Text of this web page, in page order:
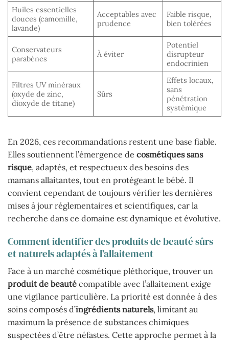
Huiles essentielles
douces (camomille,
lavande)
Acceptables avec
prudence
Faible risque,
bien tolérées
Conservateurs
parabènes
À éviter
Potentiel
disrupteur
endocrinien
Filtres UV minéraux
(oxyde de zinc,
dioxyde de titane)
Sûrs
Effets locaux,
sans
pénétration
systémique
En 2026, ces recommandations restent une base fiable.
Elles soutiennent l’émergence de cosmétiques sans
risque, adaptés, et respectueux des besoins des
mamans allaitantes, tout en protégeant le bébé. Il
convient cependant de toujours vérifier les dernières
mises à jour réglementaires et scientifiques, car la
recherche dans ce domaine est dynamique et évolutive.
Comment identifier des produits de beauté sûrs
et naturels adaptés à l’allaitement
Face à un marché cosmétique pléthorique, trouver un
produit de beauté compatible avec l’allaitement exige
une vigilance particulière. La priorité est donnée à des
soins composés d’ingrédients naturels, limitant au
maximum la présence de substances chimiques
suspectées d’être néfastes. Cette approche permet à la